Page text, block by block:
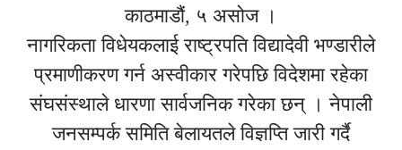
काठमाडौं, ५ असोज ।
नागरिकता विधेयकलाई राष्ट्रपति विद्यादेवी भण्डारीले
प्रमाणीकरण गर्न अस्वीकार गरेपछि विदेशमा रहेका
संघसंस्थाले धारणा सार्वजनिक गरेका छन् । नेपाली
जनसम्पर्क समिति बेलायतले विज्ञप्ति जारी गर्दै